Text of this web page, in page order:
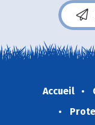
Accueil